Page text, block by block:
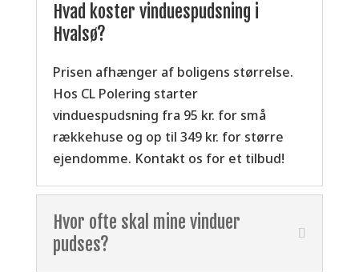
Hvad koster vinduespudsning i
Hvalsø?
Prisen afhænger af boligens størrelse.
Hos CL Polering starter
vinduespudsning fra 95 kr. for små
rækkehuse og op til 349 kr. for større
ejendomme. Kontakt os for et tilbud!
Hvor ofte skal mine vinduer
pudses?